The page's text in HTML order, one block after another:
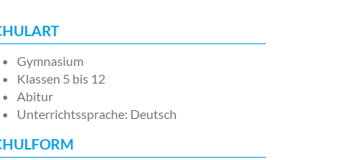
Gymnasium
Klassen 5 bis 12
Abitur
Unterrichtssprache: Deutsch